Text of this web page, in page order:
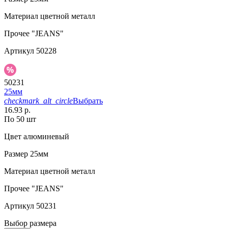
Материал цветной металл
Прочее "JEANS"
Артикул 50228
50231
25мм
checkmark_alt_circleВыбрать
16.93 р.
По 50 шт
Цвет алюминевый
Размер 25мм
Материал цветной металл
Прочее "JEANS"
Артикул 50231
Выбор размера